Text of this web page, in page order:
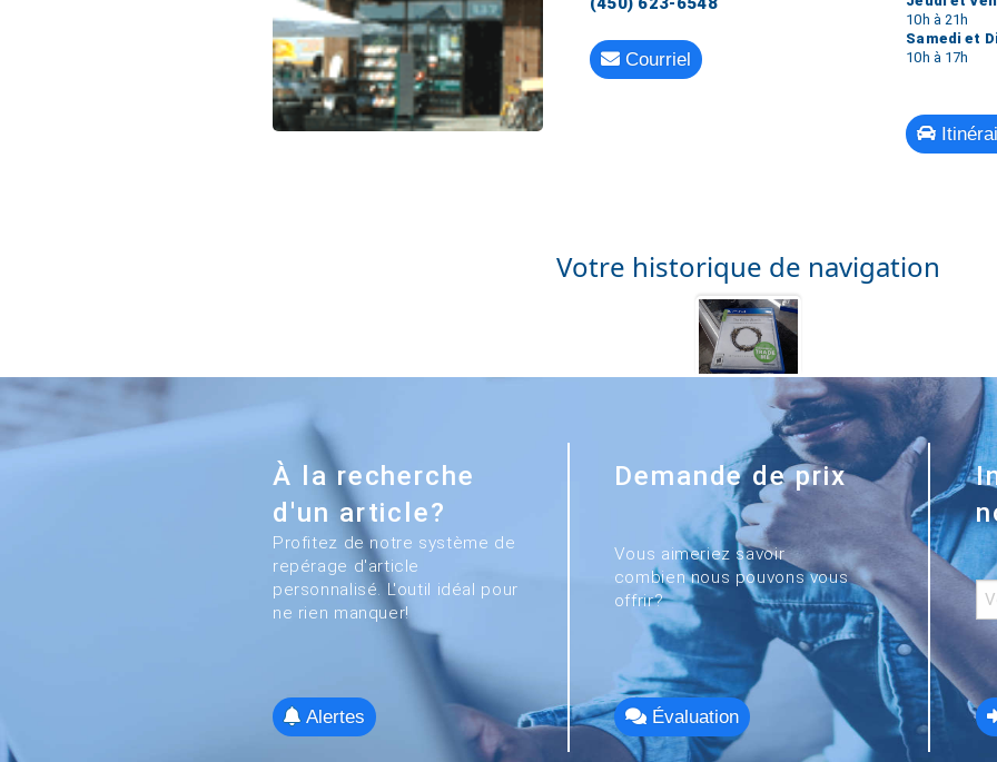
Courriel
10h à 21h
Samedi et
10h à 17h
Votre historique de navigation
À la recherche
d'un article?
Profitez de notre système de
repérage d'article
personnalisé. L'outil idéal pour
ne rien manquer!
Alertes
Demande de prix
Vous aimeriez savoir
combien nous pouvons vous
offrir?
Évaluation